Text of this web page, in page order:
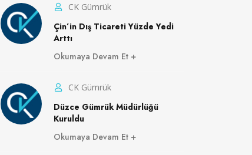
CK Gümrük
Çin’in Dış Ticareti Yüzde Yedi
Arttı
Okumaya Devam Et
CK Gümrük
Düzce Gümrük Müdürlüğü
Kuruldu
Okumaya Devam Et